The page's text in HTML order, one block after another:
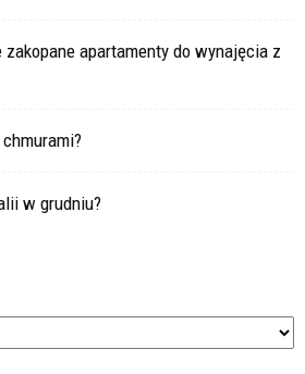
apartamenty do wynajęcia z
w grudniu?